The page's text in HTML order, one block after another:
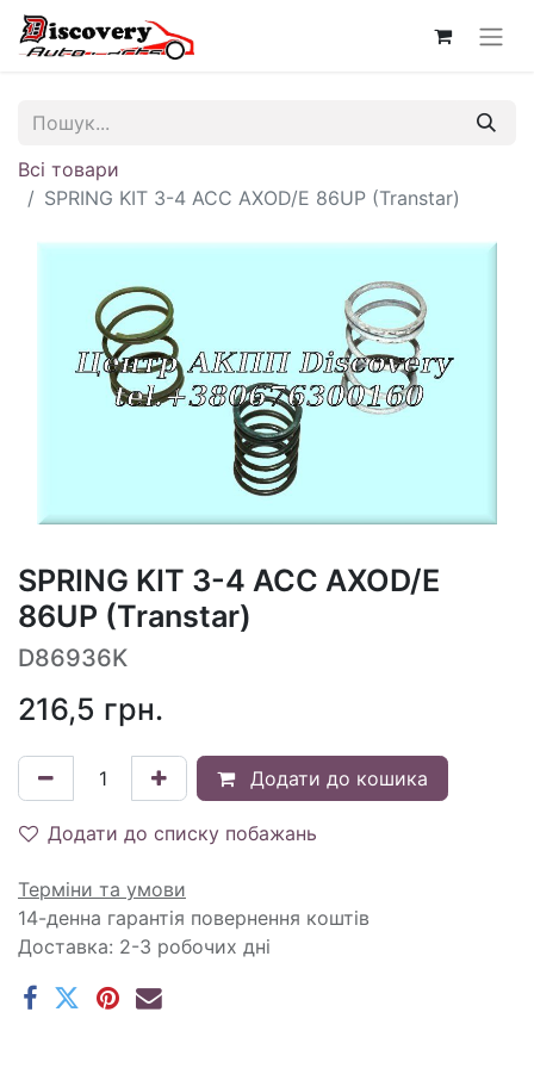
Всі товари
SPRING KIT 3-4 ACC AXOD/E 86UP (Transtar)
SPRING KIT 3-4 ACC AXOD/E
86UP (Transtar)
D86936K
216,5 грн.
Додати до кошика
Додати до списку побажань
Терміни та умови
14-денна гарантія повернення коштів
Доставка: 2-3 робочих дні